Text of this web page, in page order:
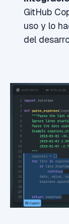
GitHub
uso y lo
del